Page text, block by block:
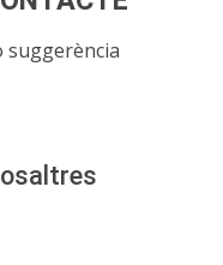
suggerència